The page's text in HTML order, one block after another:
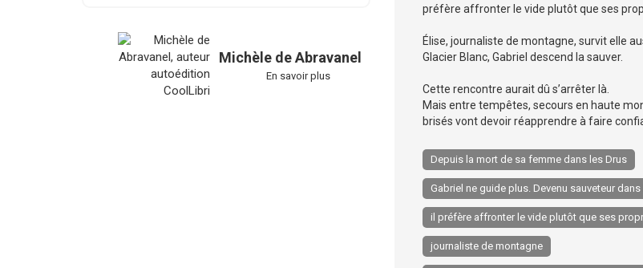
Michèle de Abravanel
En savoir plus
préfère affronter le vide plutôt que ses
Élise, journaliste de montagne, survit elle
Glacier Blanc, Gabriel descend la sauver.
Cette rencontre aurait dû s’arrêter là.
Mais entre tempêtes, secours en haute
brisés vont devoir réapprendre à faire
Depuis la mort de sa femme dans les Drus
Gabriel ne guide plus. Devenu sauveteur
il préfère affronter le vide plutôt que ses
journaliste de montagne